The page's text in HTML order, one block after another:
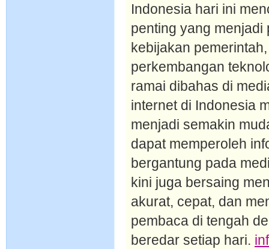
Indonesia hari ini
penting yang
kebijakan
perkembangan
ramai dibahas di
internet di Indonesia
menjadi semakin
dapat memperoleh
bergantung pada
kini juga bersaing
akurat, cepat, dan
pembaca di tengah
beredar setiap hari.